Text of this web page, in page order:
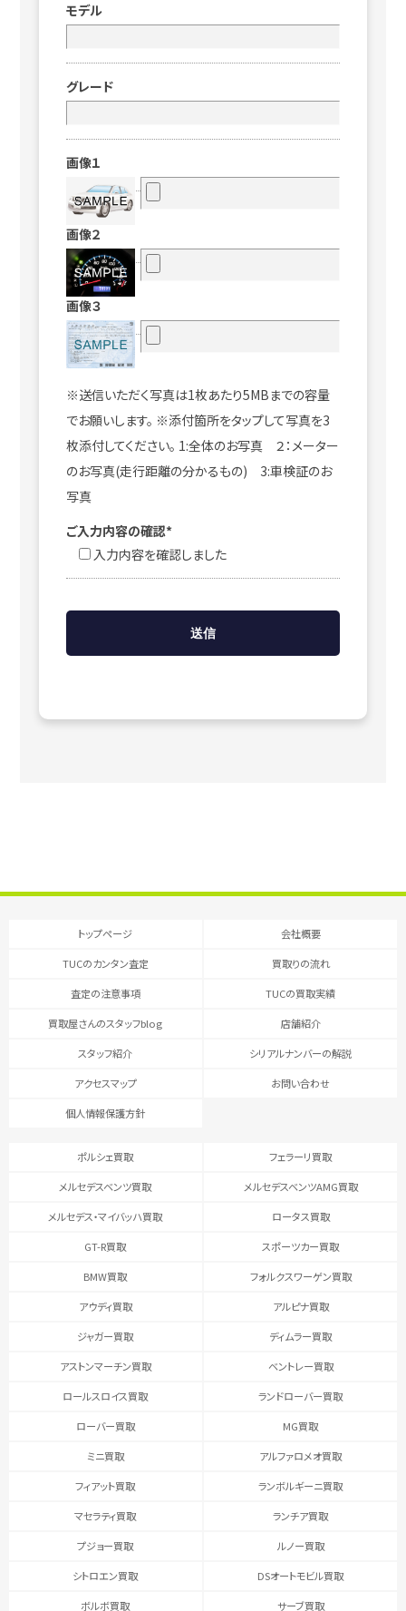
モデル
グレード
画像１
画像２
画像３
※送信いただく写真は1枚あたり5MBまでの容量
でお願いします。 ※添付箇所をタップして写真を3
枚添付してください。 1:全体のお写真 ２：メーター
のお写真(走行距離の分かるもの) 3:車検証のお
写真
ご入力内容の確認*
入力内容を確認しました
トップページ 会社概要
TUCのカンタン査定 買取りの流れ
査定の注意事項 TUCの買取実績
買取屋さんのスタッフblog 店舗紹介
スタッフ紹介 シリアルナンバーの解説
アクセスマップ お問い合わせ
個人情報保護方針
ポルシェ買取 フェラーリ買取
メルセデスベンツ買取 メルセデスベンツAMG買取
メルセデス・マイバッハ買取 ロータス買取
GT-R買取 スポーツカー買取
BMW買取 フォルクスワーゲン買取
アウディ買取 アルピナ買取
ジャガー買取 ディムラー買取
アストンマーチン買取 ベントレー買取
ロールスロイス買取 ランドローバー買取
ローバー買取 MG買取
ミニ買取 アルファロメオ買取
フィアット買取 ランボルギーニ買取
マセラティ買取 ランチア買取
プジョー買取 ルノー買取
シトロエン買取 DSオートモビル買取
ボルボ買取 サーブ買取